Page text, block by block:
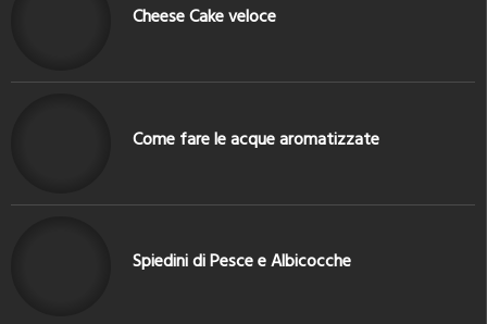
Cheese Cake veloce
Come fare le acque aromatizzate
Spiedini di Pesce e Albicocche